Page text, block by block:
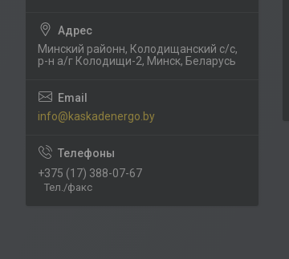
Минский районн, Колодищанский с/с,
р-н а/г Колодищи-2, Минск, Беларусь
info@kaskadenergo.by
+375 (17) 388-07-67
Тел./факс